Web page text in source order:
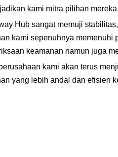
kami mitra pilihan mereka.
Hub sangat memuji
kami sepenuhnya
keamanan namun juga
kami akan terus
yang lebih andal dan efisien